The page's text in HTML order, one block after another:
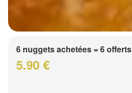
6 nuggets achetées = 6 offerts
5.90 €